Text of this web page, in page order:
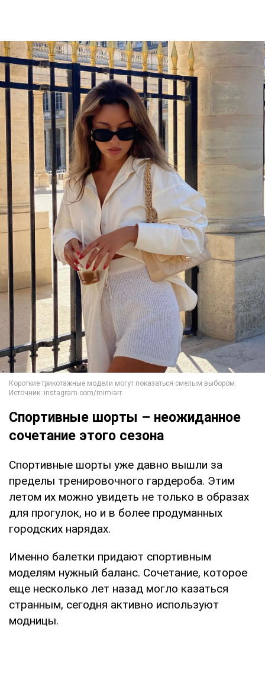
Спортивные шорты – неожиданное
сочетание этого сезона
Спортивные шорты уже давно вышли за
пределы тренировочного гардероба. Этим
летом их можно увидеть не только в образах
для прогулок, но и в более продуманных
городских нарядах.
Именно балетки придают спортивным
моделям нужный баланс. Сочетание, которое
еще несколько лет назад могло казаться
странным, сегодня активно используют
модницы.